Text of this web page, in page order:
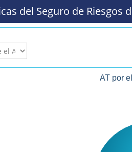
del Seguro de Riesgos
AT por